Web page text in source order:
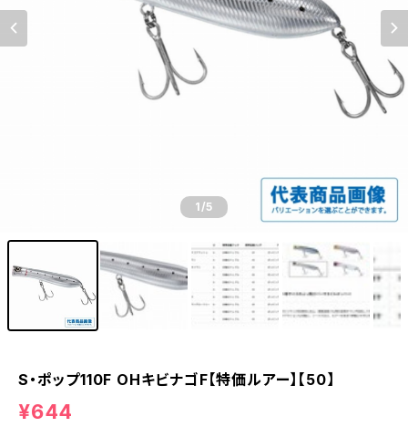
1/5
S・ポップ110F OHキビナゴF【特価ルアー】【50】
¥644